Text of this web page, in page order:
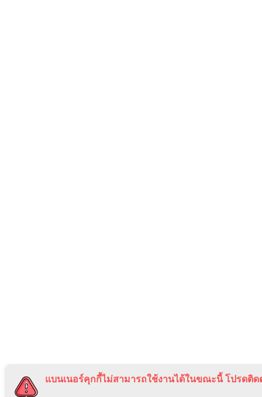
แบนเนอร์คุกกี้ไม่สามารถใช้งานได้ในขณะนี้ โปรดติด